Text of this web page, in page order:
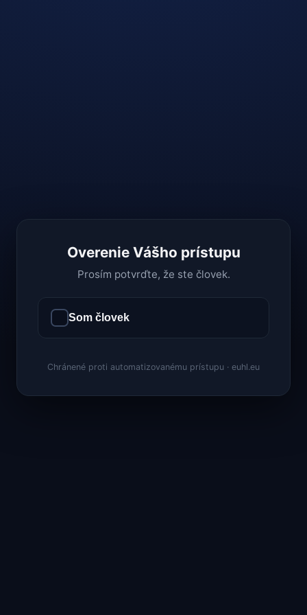
Overenie Vášho prístupu
Prosím potvrďte, že ste človek.
Som človek
Chránené proti automatizovanému prístupu · euhl.eu